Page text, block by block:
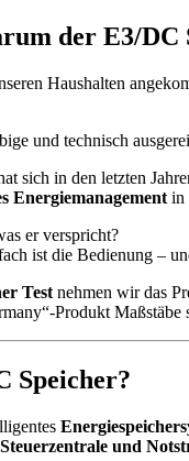
der E3/DC
Haushalten
und technisch
sich in den letzten
Energiemanagement in
er verspricht?
ist die Bedienung –
Test nehmen wir das
Produkt Maßstäbe
Speicher?
und